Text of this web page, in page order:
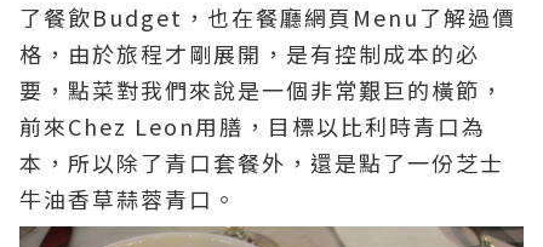
了餐飲Budget，也在餐廳網頁Menu了解過價
格，由於旅程才剛展開，是有控制成本的必
要，點菜對我們來說是一個非常艱巨的橫節，
前來Chez Leon用膳，目標以比利時青口為
本，所以除了青口套餐外，還是點了一份芝士
牛油香草蒜蓉青口。